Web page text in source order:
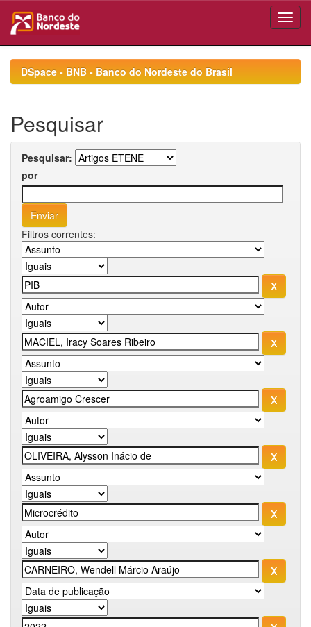
navigationDSpace - BNB - Banco do Nordeste do Brasil
Pesquisar
Pesquisar:
por
Filtros correntes: